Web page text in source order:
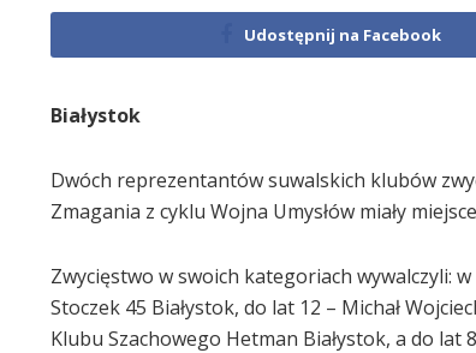
Udostępnij na Facebook
Białystok
Dwóch reprezentantów suwalskich klubów
Zmagania z cyklu Wojna Umysłów miały
Zwycięstwo w swoich kategoriach wywalczyli:
Stoczek 45 Białystok, do lat 12 – Michał
Klubu Szachowego Hetman Białystok, a do lat